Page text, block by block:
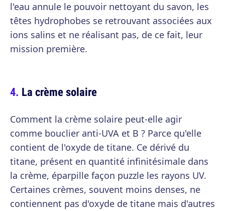
l'eau annule le pouvoir nettoyant du savon, les
têtes hydrophobes se retrouvant associées aux
ions salins et ne réalisant pas, de ce fait, leur
mission première.
La crème solaire
Comment la crème solaire peut-elle agir
comme bouclier anti-UVA et B ? Parce qu'elle
contient de l'oxyde de titane. Ce dérivé du
titane, présent en quantité infinitésimale dans
la crème, éparpille façon puzzle les rayons UV.
Certaines crèmes, souvent moins denses, ne
contiennent pas d'oxyde de titane mais d'autres